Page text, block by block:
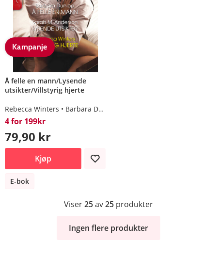
Kampanje
Å felle en mann/Lysende
utsikter/Villstyrig hjerte
Rebecca Winters Barbara Dunlop
4 for 199kr
79,90 kr
Kjøp
E-bok
Viser25av25 produkter
Ingen flere produkter